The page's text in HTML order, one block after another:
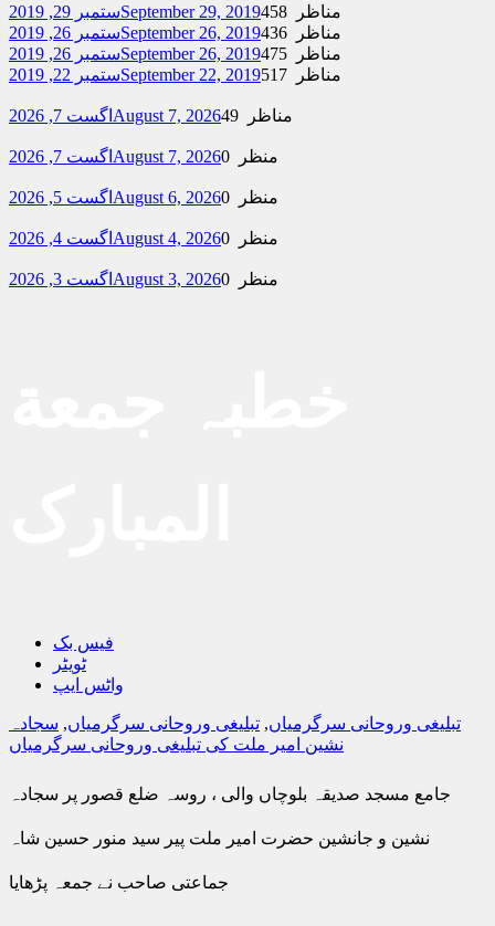
ستمبر 29, 2019September 29, 2019
458 مناظر
ستمبر 26, 2019September 26, 2019
436 مناظر
ستمبر 26, 2019September 26, 2019
475 مناظر
ستمبر 22, 2019September 22, 2019 517 مناظر
اگست 7, 2026 August 7, 2026 49 مناظر
اگست 7, 2026 August 7, 2026 0 منظر
اگست 5, 2026 August 6, 2026 0 منظر
اگست 4, 2026 August 4, 2026 0 منظر
اگست 3, 2026 August 3, 2026 0 منظر
فیس بک
ٹویٹر
واٹس ایپ
تبلیغی وروحانی سرگرمیاں, تبلیغی وروحانی سرگرمیاں, سجادہ
نشین امیر ملت کی تبلیغی وروحانی سرگرمیاں
جامع مسجد صدیقہ بلوچاں والی ، روسہ ضلع قصور پر سجادہ
نشین و جانشین حضرت امیر ملت پیر سید منور حسین شاہ
جماعتی صاحب نے جمعہ پڑھایا